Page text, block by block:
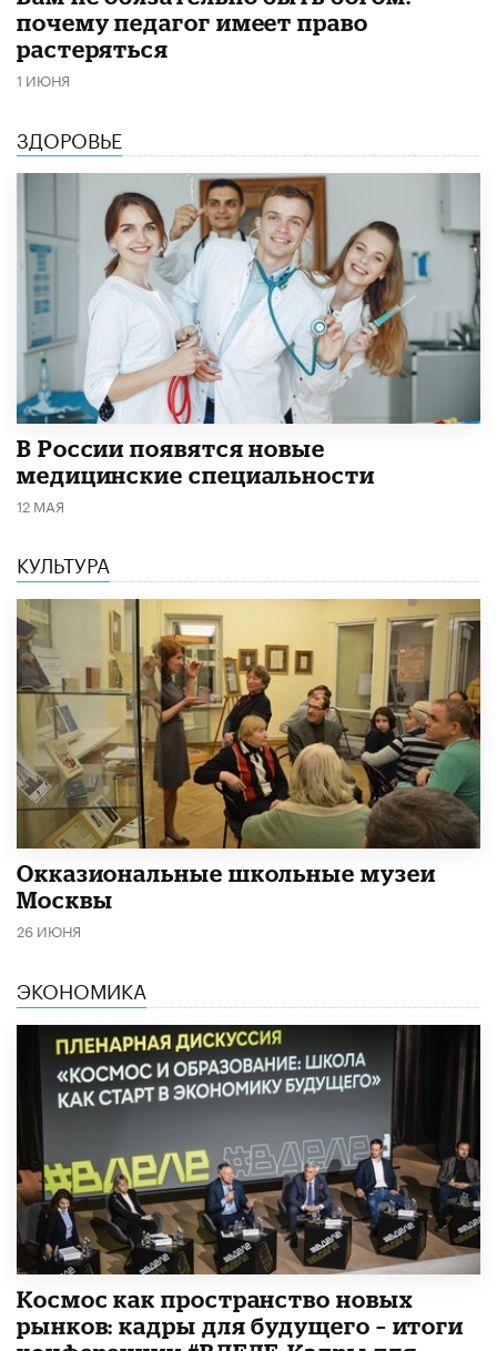
почему педагог имеет право
растеряться
1 ИЮНЯ
ЗДОРОВЬЕ
В России появятся новые
медицинские специальности
12 МАЯ
КУЛЬТУРА
​Окказиональные школьные музеи
Москвы
26 ИЮНЯ
ЭКОНОМИКА
Космос как пространство новых
рынков: кадры для будущего – итоги